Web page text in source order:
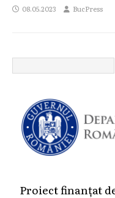
08.05.2023 BucPress
Proiect finanțat